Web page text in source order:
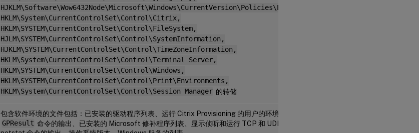
HJKLM\Software\Wow6432Node\Microsoft\Windows\CurrentVersion\Policies\Explorer,
HKLM\System\CurrentControlSet\Control\Citrix,
HKLM\SYSTEM\CurrentControlSet\Control\FileSystem,
HJLM\SYSTEM\CurrentControlSet\Control\SystemInformation,
HJKLM\SYSTEM\CurrentControlSet\Control\TimeZoneInformation,
HKLM\System\CurrentControlSet\Control\Terminal Server,
HKLM\SYSTEM\CurrentControlSet\Control\Windows,
HKLM\SYSTEM\CurrentControlSet\Control\Print\Environments,
HKLM\System\CurrentControlSet\Control\Session Manager 的转储
包含软件环境的文件包括：已安装的驱动程序列表、运行 Citrix Provisioning 的用户的环境变量、
GPResult 命令的输出、已安装的 Microsoft 修补程序列表、显示侦听和运行 TCP 和 UDP 端口的